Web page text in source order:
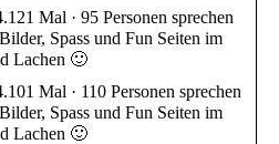
Mal · 95 Personen sprechen
Spass und Fun Seiten im
Lachen 🙂
Mal · 110 Personen sprechen
Spass und Fun Seiten im
Lachen 🙂